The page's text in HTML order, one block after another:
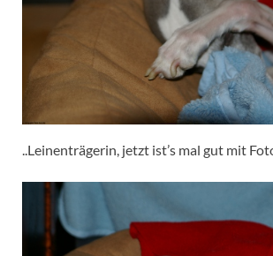
..Leinenträgerin, jetzt ist’s mal gut mit